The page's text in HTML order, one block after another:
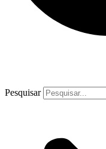
Pesquisar